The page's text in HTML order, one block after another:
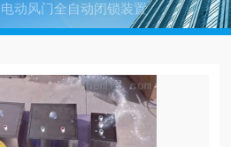
动风门全自动闭锁装置